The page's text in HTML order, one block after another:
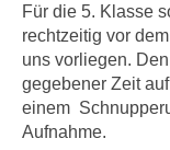
Für die 5. Klasse
rechtzeitig vor
uns vorliegen.
gegebener Zeit
einem
Aufnahme.